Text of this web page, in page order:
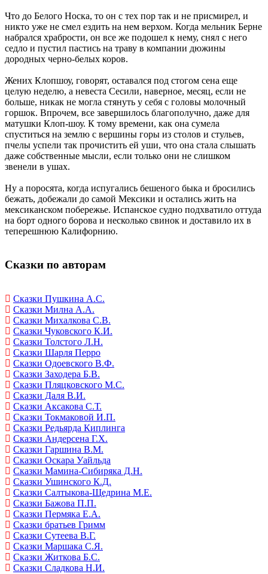
Что до Белого Носка, то он с тех пор так и не присмирел, и
никто уже не смел ездить на нем верхом. Когда мельник Берне
набрался храбрости, он все же подошел к нему, снял с него
седло и пустил пастись на траву в компании дюжины
дородных черно-белых коров.
Жених Клопшоу, говорят, оставался под стогом сена еще
целую неделю, а невеста Сесили, наверное, месяц, если не
больше, никак не могла стянуть у себя с головы молочный
горшок. Впрочем, все завершилось благополучно, даже для
матушки Клоп-шоу. К тому времени, как она сумела
спуститься на землю с вершины горы из столов и стульев,
пчелы успели так прочистить ей уши, что она стала слышать
даже собственные мысли, если только они не слишком
звенели в ушах.
Ну а поросята, когда испугались бешеного быка и бросились
бежать, добежали до самой Мексики и остались жить на
мексиканском побережье. Испанское судно подхватило оттуда
на борт одного борова и несколько свинок и доставило их в
теперешнюю Калифорнию.
Сказки по авторам
Сказки Пушкина А.С.
Сказки Милна А.А.
Сказки Михалкова С.В.
Сказки Чуковского К.И.
Сказки Толстого Л.Н.
Сказки Шарля Перро
Сказки Одоевского В.Ф.
Сказки Заходера Б.В.
Сказки Пляцковского М.С.
Сказки Даля В.И.
Сказки Аксакова С.Т.
Сказки Токмаковой И.П.
Сказки Редьярда Киплинга
Сказки Андерсена Г.Х.
Сказки Гаршина В.М.
Сказки Оскара Уайльда
Сказки Мамина-Сибиряка Д.Н.
Сказки Ушинского К.Д.
Сказки Салтыкова-Щедрина М.Е.
Сказки Бажова П.П.
Сказки Пермяка Е.А.
Сказки братьев Гримм
Сказки Сутеева В.Г.
Сказки Маршака С.Я.
Сказки Житкова Б.С.
Сказки Сладкова Н.И.